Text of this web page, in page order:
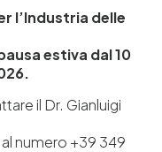
delle Ricerche del
l’Industria delle
estiva dal 10
il Dr. Gianluigi
numero +39 349